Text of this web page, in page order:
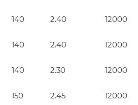
140 2.40 12000
140 2.40 12000
140 2.30 12000
150 2.45 12000